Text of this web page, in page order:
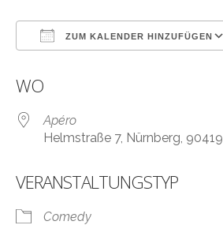
ZUM KALENDER HINZUFÜGEN
WO
Apéro
Helmstraße 7, Nürnberg, 90419
VERANSTALTUNGSTYP
Comedy